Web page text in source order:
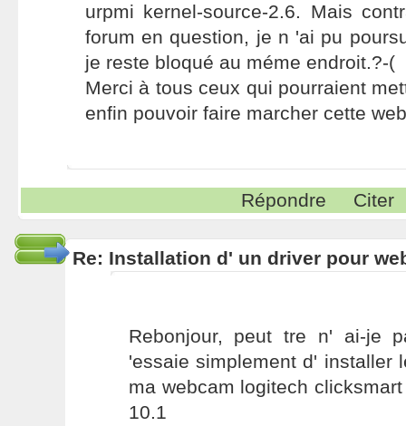
urpmi kernel-source-2.6. Mais
forum en question, je n 'ai pu
je reste bloqué au méme endroit.?-(
Merci à tous ceux qui pourraient
enfin pouvoir faire marcher cette
Répondre Citer
Re: Installation d' un driver pour
Rebonjour, peut tre n' ai-je
'essaie simplement d' installer
ma webcam logitech
10.1